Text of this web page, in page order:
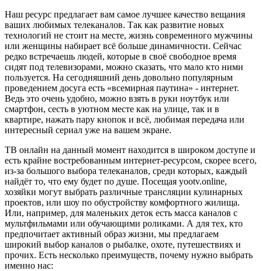
Наш ресурс предлагает вам самое лучшее качество вещания
ваших любимых телеканалов. Так как развитие новых
технологий не стоит на месте, жизнь современного мужчины
или женщины набирает всё больше динамичности. Сейчас
редко встречаешь людей, которые в своё свободное время
сидят под телевизорами, можно сказать, что мало кто ними
пользуется. На сегодняшний день довольно популярным
проведением досуга есть «всемирная паутина» - интернет.
Ведь это очень удобно, можно взять в руки ноутбук или
смартфон, сесть в уютном месте как на улице, так и в
квартире, нажать пару кнопок и всё, любимая передача или
интересный сериал уже на вашем экране.
ТВ онлайн на данный момент находится в широком доступе и
есть крайне востребованным интернет-ресурсом, скорее всего,
из-за большого выбора телеканалов, среди которых, каждый
найдёт то, что ему будет по душе. Посещая yootv.online,
хозяйки могут выбрать различные трансляции кулинарных
проектов, или шоу по обустройству комфортного жилища.
Или, например, для маленьких деток есть масса каналов с
мультфильмами или обучающими роликами. А для тех, кто
предпочитает активный образ жизни, мы предлагаем
широкий выбор каналов о рыбалке, охоте, путешествиях и
прочих. Есть несколько преимуществ, почему нужно выбрать
именно нас: